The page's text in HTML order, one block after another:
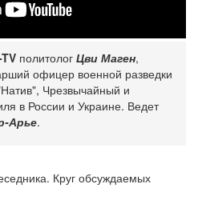
политолог Цви Маген,
офицер военной разведки
‎Чрезвычайный и
в России и Украине. Ведет
Арье.
Круг обсуждаемых